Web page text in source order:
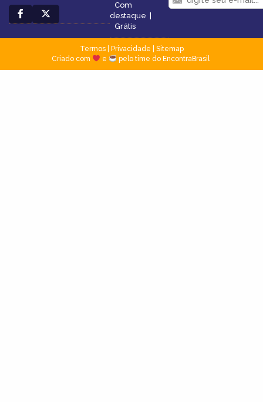
Com
destaque
Grátis
Termos| Privacidade
Sitemap
Criado com
e pelo time do EncontraBrasil